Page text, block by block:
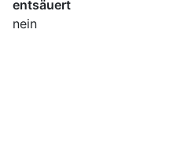
entsäuert
nein